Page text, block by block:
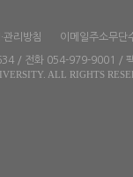
관리방침 이메일주소무단
/ 전화 054-979-9001 /
ALL RIGHTS